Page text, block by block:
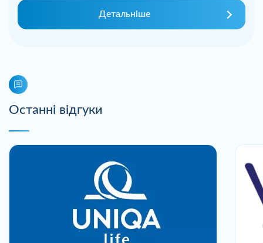
Детальніше
Останні відгуки